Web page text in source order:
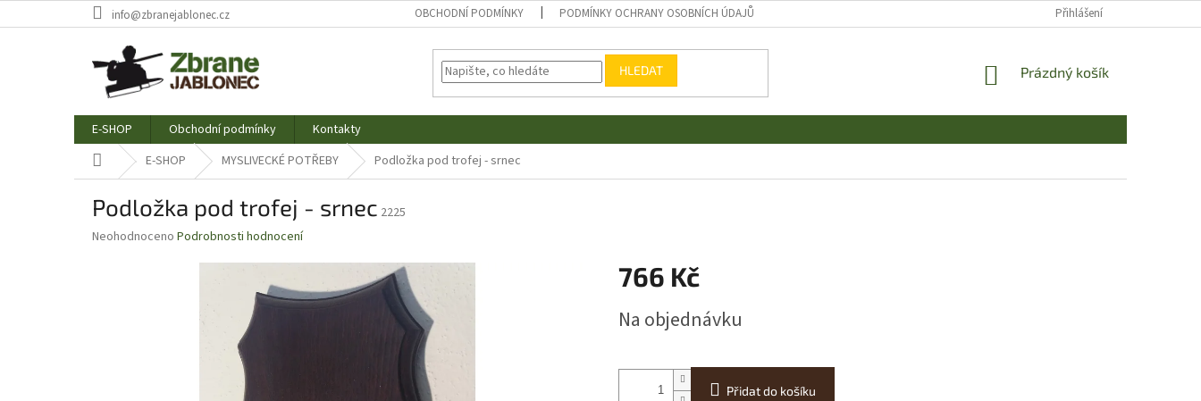
na
info@zbranejablonec.cz OBCHODNÍ PODMÍNKY PODMÍNKY OCHRANY OSOBNÍCH ÚDAJŮ Přihlášení
HLEDAT
NÁKUPNÍ
Prázdný košík
E-SHOP Obchodní podmínky
Kontakty
Domů E-SHOP MYSLIVECKÉ POTŘEBY Podložka pod trofej - srnec
Podložka pod trofej - srnec 2225
Průměrné
Neohodnoceno Podrobnosti hodnocení
766 Kč
cena:
Na objednávku
Přidat do košíku